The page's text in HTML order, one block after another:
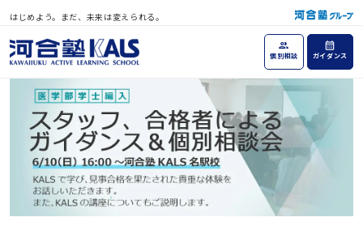
はじめよう。まだ、未来は変えられる。
個別相談 ガイダンス